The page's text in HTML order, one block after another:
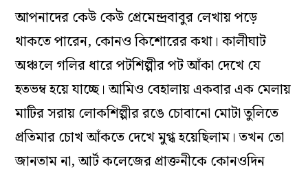
আপনাদের কেউ কেউ প্রেমেন্দ্রবাবুর লেখায় পড়ে
থাকতে পারেন, কোনও কিশোরের কথা। কালীঘাট
অঞ্চলে গলির ধারে পটশিল্পীর পট আঁকা দেখে যে
হতভম্ব হয়ে যাচ্ছে। আমিও বেহালায় একবার এক মেলায়
মাটির সরায় লোকশিল্পীর রঙে চোবানো মোটা তুলিতে
প্রতিমার চোখ আঁকতে দেখে মুগ্ধ হয়েছিলাম। তখন তো
জানতাম না, আর্ট কলেজের প্রাক্তনীকে কোনওদিন